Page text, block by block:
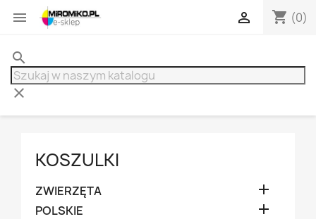
 shopping_cart (0)

search
clear
KOSZULKI
ZWIERZĘTA 
POLSKIE 